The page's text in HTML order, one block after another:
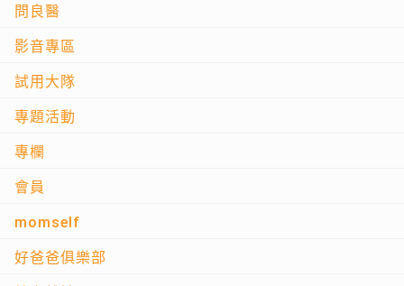
問良醫
影音專區
試用大隊
專題活動
專欄
會員
momself
好爸爸俱樂部